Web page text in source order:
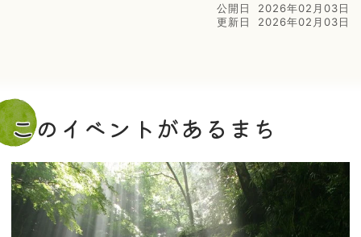
公開日
2026年02月03日
更新日
2026年02月03日
このイベントがあるまち